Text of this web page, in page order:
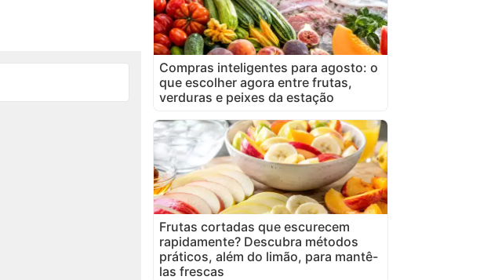
Compras inteligentes para agosto: o
que escolher agora entre frutas,
verduras e peixes da estação
Frutas cortadas que escurecem
rapidamente? Descubra métodos
práticos, além do limão, para mantê-
las frescas